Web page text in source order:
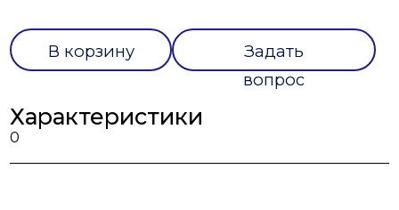
В корзину
Задать
вопрос
Характеристики
0